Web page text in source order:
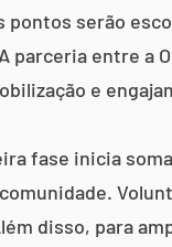
serão
entre a
e
fase inicia
disso, para